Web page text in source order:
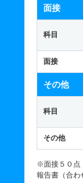
面接
科目
面接
その他
科目
その他
※面接５０点
報告書（合わ